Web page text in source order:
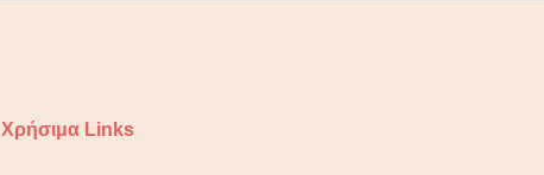
Χρήσιμα Links